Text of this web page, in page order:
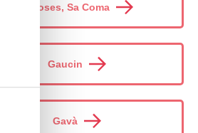
Gatoses, Sa Coma
Gaucin
Gavà